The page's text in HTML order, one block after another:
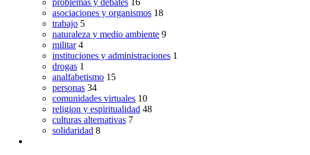
asociaciones y organismos 18
trabajo 5
naturaleza y medio ambiente 9
militar 4
instituciones y administraciones 1
drogas 1
analfabetismo 15
personas 34
comunidades virtuales 10
religion y espiritualidad 48
culturas alternativas 7
solidaridad 8